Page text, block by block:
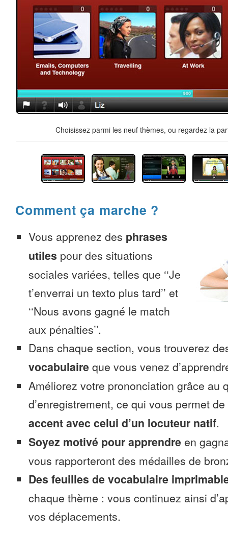
Choisissez parmi les neuf thèmes, ou regardez la
Comment ça marche ?
Vous apprenez des phrases
utiles pour des situations
sociales variées, telles que ‘‘Je
t’enverrai un texto plus tard’’ et
‘‘Nous avons gagné le match
aux pénalties’’.
Dans chaque section, vous trouverez
vocabulaire que vous venez
Améliorez votre prononciation grâce au
d’enregistrement, ce qui vous permet de
accent avec celui d’un locuteur natif.
Soyez motivé pour apprendre en
vous rapporteront des médailles de
Des feuilles de vocabulaire
chaque thème : vous continuez ainsi
vos déplacements.